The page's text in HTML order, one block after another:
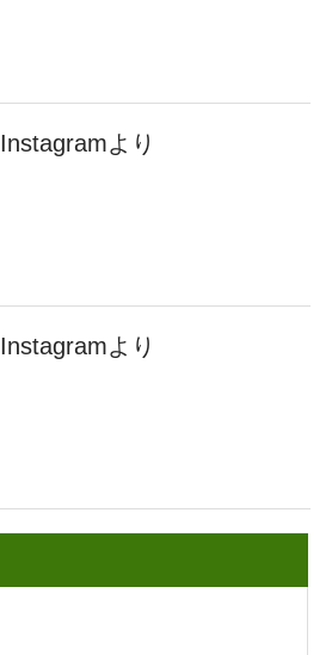
Instagramより
Instagramより